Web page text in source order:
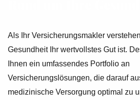
Als Ihr Versicherungsmakler
Gesundheit Ihr wertvollstes Gut ist.
Ihnen ein umfassendes Portfolio an
Versicherungslösungen, die darauf
medizinische Versorgung optimal zu